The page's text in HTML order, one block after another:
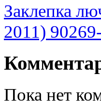
Заклепка
2011)
Пока нет